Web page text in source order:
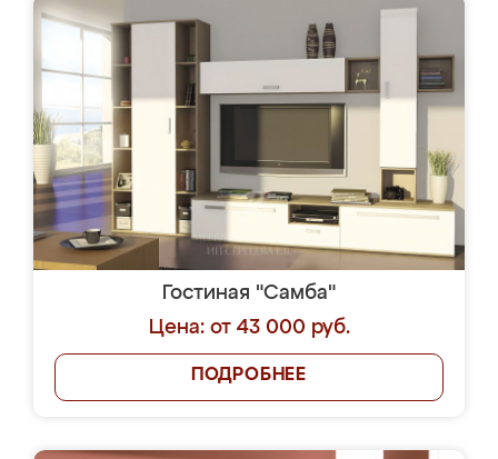
Гостиная "Самба"
Цена: от 43 000 руб.
ПОДРОБНЕЕ